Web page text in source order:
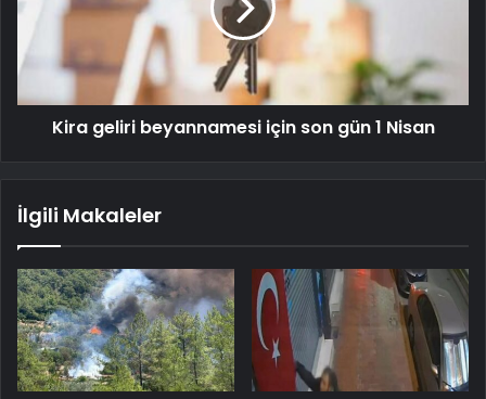
Kira geliri beyannamesi için son gün 1 Nisan
İlgili Makaleler